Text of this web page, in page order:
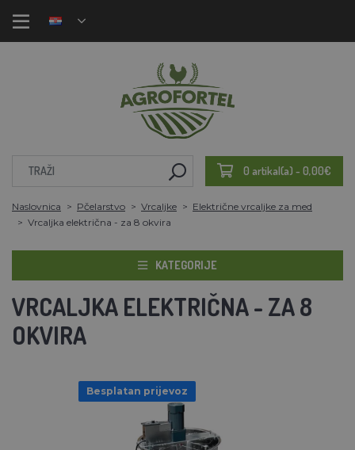
0 artikal(a) - 0,00€
Naslovnica Pčelarstvo Vrcaljke
Električne vrcaljke za med
Vrcaljka električna - za 8 okvira
KATEGORIJE
VRCALJKA ELEKTRIČNA - ZA 8
OKVIRA
Besplatan prijevoz